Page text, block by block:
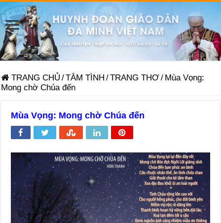
TRANG CHỦ /TÂM TÌNH /TRANG THƠ/ Mùa Vọng:
Mong chờ Chúa đến
Mùa Vọng: Mong chờ Chúa đến